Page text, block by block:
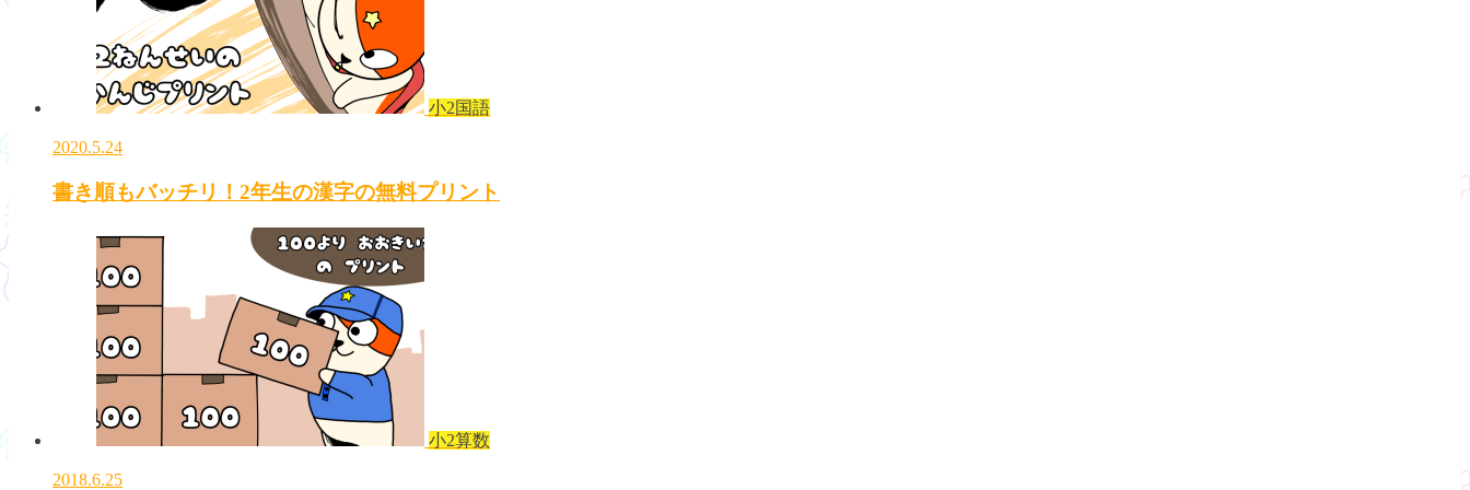
小2国語
2020.5.24
書き順もバッチリ！2年生の漢字の無料プリント
小2算数
2018.6.25